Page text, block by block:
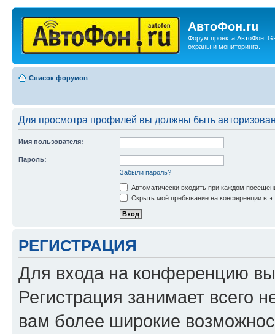
АвтоФон.ru
Форум проекта АвтоФон.
охраны и мониторинга.
Список форумов
Для просмотра профилей вы должны быть
Имя пользователя:
Пароль:
Забыли пароль?
Автоматически входить при каждом
Скрыть моё пребывание на конференции в
РЕГИСТРАЦИЯ
Для входа на конференцию
Регистрация занимает всего
вам более широкие